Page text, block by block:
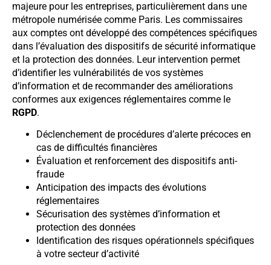
majeure pour les entreprises, particulièrement dans une
métropole numérisée comme Paris. Les commissaires
aux comptes ont développé des compétences spécifiques
dans l’évaluation des dispositifs de sécurité informatique
et la protection des données. Leur intervention permet
d’identifier les vulnérabilités de vos systèmes
d’information et de recommander des améliorations
conformes aux exigences réglementaires comme le
RGPD.
Déclenchement de procédures d’alerte précoces en
cas de difficultés financières
Évaluation et renforcement des dispositifs anti-
fraude
Anticipation des impacts des évolutions
réglementaires
Sécurisation des systèmes d’information et
protection des données
Identification des risques opérationnels spécifiques
à votre secteur d’activité